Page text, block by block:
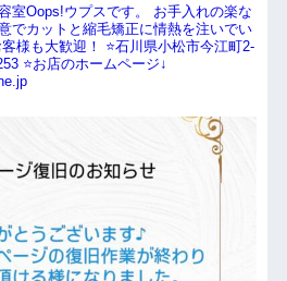
室Oops!ウプスです。
お手入れの楽な
でカットと縮毛矯正に情熱を注いでい
様も大歓迎！
⭐️石川県小松市今江町2-
⭐️お店のホームページ↓